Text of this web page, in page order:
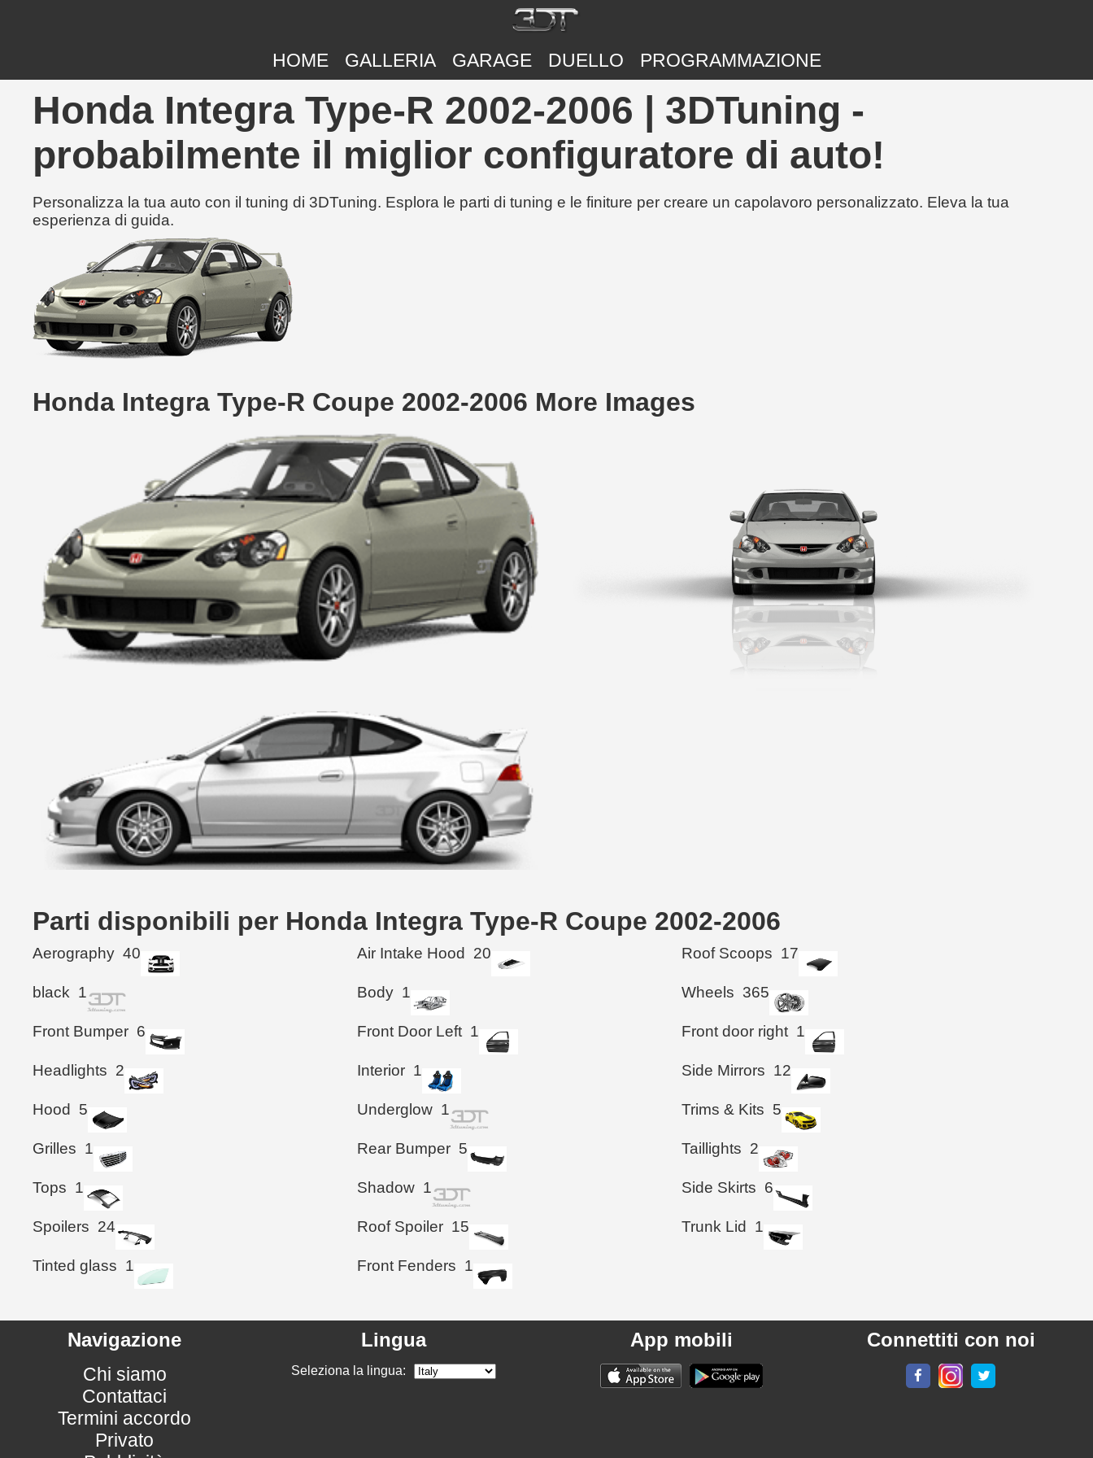
HOME GALLERIA GARAGE DUELLO PROGRAMMAZIONE
Honda Integra Type-R 2002-2006 | 3DTuning -
probabilmente il miglior configuratore di auto!
Personalizza la tua auto con il tuning di 3DTuning. Esplora le parti di tuning e le finiture per creare un capolavoro personalizzato. Eleva la tua
esperienza di guida.
Honda Integra Type-R Coupe 2002-2006 More Images
Parti disponibili per Honda Integra Type-R Coupe 2002-2006
Aerography 40 Air Intake Hood 20 Roof Scoops 17
black 1 Body 1 Wheels 365
Front Bumper 6 Front Door Left 1 Front door right 1
Headlights 2 Interior 1 Side Mirrors 12
Hood 5 Underglow 1 Trims & Kits 5
Grilles 1 Rear Bumper 5 Taillights 2
Tops 1 Shadow 1 Side Skirts 6
Spoilers 24 Roof Spoiler 15 Trunk Lid 1
Tinted glass 1 Front Fenders 1
Navigazione
Chi siamo
Contattaci
Termini accordo
Privato
Lingua
Seleziona la lingua:
App mobili Connettiti con noi